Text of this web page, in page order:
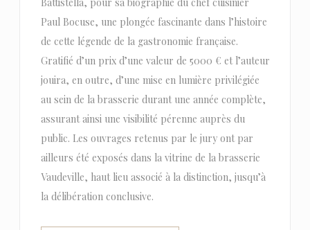
Battistella, pour sa biographie du chef cuisinier
Paul Bocuse, une plongée fascinante dans l’histoire
de cette légende de la gastronomie française.
Gratifié d’un prix d’une valeur de 5000 € et l’auteur
jouira, en outre, d’une mise en lumière privilégiée
au sein de la brasserie durant une année complète,
assurant ainsi une visibilité pérenne auprès du
public. Les ouvrages retenus par le jury ont par
ailleurs été exposés dans la vitrine de la brasserie
Vaudeville, haut lieu associé à la distinction, jusqu’à
la délibération conclusive.